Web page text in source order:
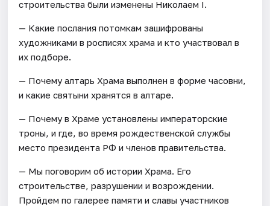
строительства были изменены Николаем I.
— Какие послания потомкам зашифрованы
художниками в росписях храма и кто участвовал в
их подборе.
— Почему алтарь Храма выполнен в форме часовни,
и какие святыни хранятся в алтаре.
— Почему в Храме установлены императорские
троны, и где, во время рождественской службы
место президента РФ и членов правительства.
— Мы поговорим об истории Храма. Его
строительстве, разрушении и возрождении.
Пройдем по галерее памяти и славы участников